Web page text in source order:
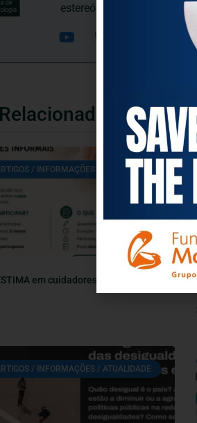
estereótipos negativos
/ INFORMAÇÕES / ATUALIDADE
em cuidadores informais
/ INFORMAÇÕES / ATUALIDADE